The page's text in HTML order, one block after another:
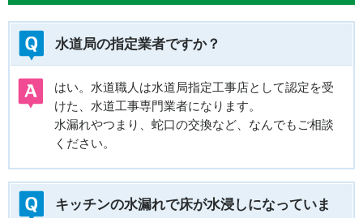
水道局の指定業者ですか？
はい。水道職人は水道局指定工事店として認定を受
けた、水道工事専門業者になります。
水漏れやつまり、蛇口の交換など、なんでもご相談
ください。
キッチンの水漏れで床が水浸しになっていま